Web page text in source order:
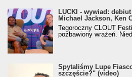
LUCKI - wywiad:
Michael Jackson, Ken
Tegoroczny CLOUT
pozbawiony wrażeń.
Spytaliśmy Lupe
szczęście?" (video)